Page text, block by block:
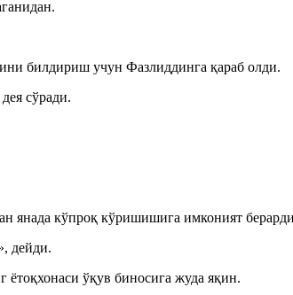
билдириш учун Фазлиддинга қараб олди.
сўради.
янада кўпроқ кўришишига имконият
дейди.
ўқув биносига жуда яқин.